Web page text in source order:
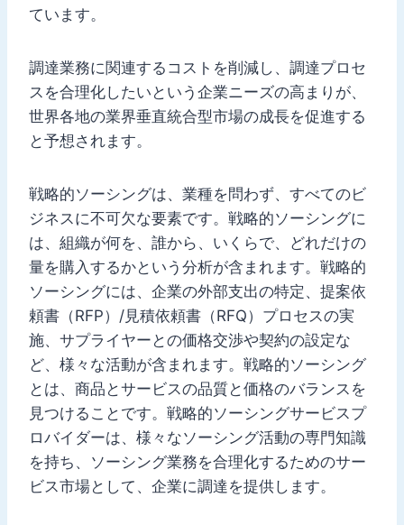
ています。
調達業務に関連するコストを削減し、調達プロセ
スを合理化したいという企業ニーズの高まりが、
世界各地の業界垂直統合型市場の成長を促進する
と予想されます。
戦略的ソーシングは、業種を問わず、すべてのビ
ジネスに不可欠な要素です。戦略的ソーシングに
は、組織が何を、誰から、いくらで、どれだけの
量を購入するかという分析が含まれます。戦略的
ソーシングには、企業の外部支出の特定、提案依
頼書（RFP）/見積依頼書（RFQ）プロセスの実
施、サプライヤーとの価格交渉や契約の設定な
ど、様々な活動が含まれます。戦略的ソーシング
とは、商品とサービスの品質と価格のバランスを
見つけることです。戦略的ソーシングサービスプ
ロバイダーは、様々なソーシング活動の専門知識
を持ち、ソーシング業務を合理化するためのサー
ビス市場として、企業に調達を提供します。